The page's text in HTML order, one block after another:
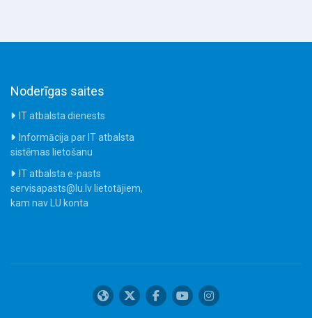
Noderīgas saites
IT atbalsta dienests
Informācija par IT atbalsta
sistēmas lietošanu
IT atbalsta e-pasts
servisapasts@lu.lv lietotājiem,
kam nav LU konta